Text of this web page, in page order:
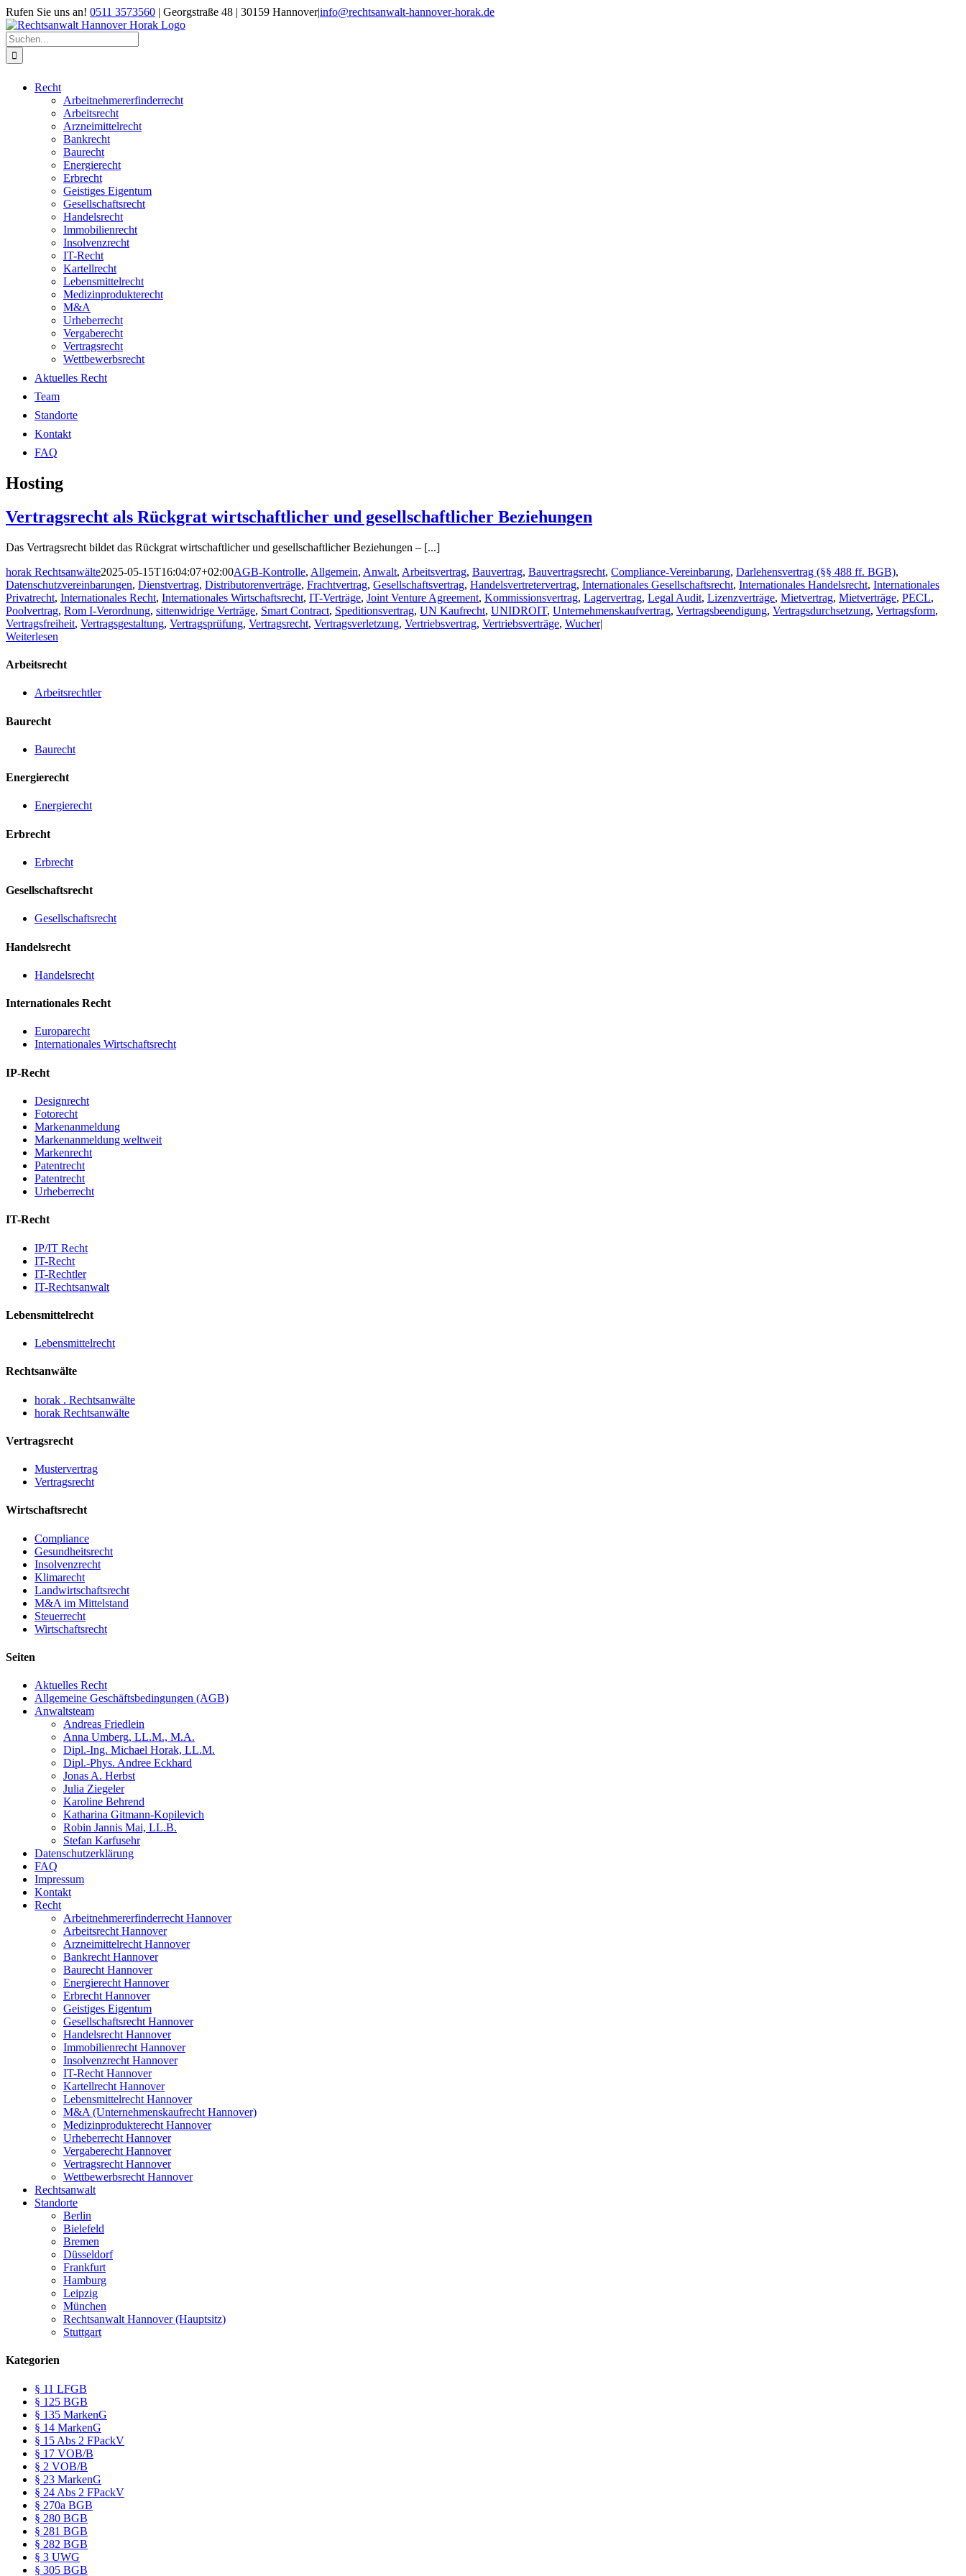
Zum
Inhalt
springen
Rufen Sie uns an! 0511 3573560 | Georgstraße 48 | 30159 Hannover|info@rechtsanwalt-hannover-horak.de
Suche
nach:
Recht
Arbeitnehmererfinderrecht
Arbeitsrecht
Arzneimittelrecht
Bankrecht
Baurecht
Energierecht
Erbrecht
Geistiges Eigentum
Gesellschaftsrecht
Handelsrecht
Immobilienrecht
Insolvenzrecht
IT-Recht
Kartellrecht
Lebensmittelrecht
Medizinprodukterecht
M&A
Urheberrecht
Vergaberecht
Vertragsrecht
Wettbewerbsrecht
Aktuelles Recht
Team
Standorte
Kontakt
FAQ
Hosting
Vertragsrecht als Rückgrat wirtschaftlicher und gesellschaftlicher Beziehungen
Das Vertragsrecht bildet das Rückgrat wirtschaftlicher und gesellschaftlicher Beziehungen – [...]
horak Rechtsanwälte2025-05-15T16:04:07+02:00AGB-Kontrolle, Allgemein, Anwalt, Arbeitsvertrag, Bauvertrag, Bauvertragsrecht, Compliance-Vereinbarung, Darlehensvertrag (§§ 488 ff. BGB),
Datenschutzvereinbarungen, Dienstvertrag, Distributorenverträge, Frachtvertrag, Gesellschaftsvertrag, Handelsvertretervertrag, Internationales Gesellschaftsrecht, Internationales Handelsrecht, Internationales
Privatrecht, Internationales Recht, Internationales Wirtschaftsrecht, IT-Verträge, Joint Venture Agreement, Kommissionsvertrag, Lagervertrag, Legal Audit, Lizenzverträge, Mietvertrag, Mietverträge, PECL,
Poolvertrag, Rom I-Verordnung, sittenwidrige Verträge, Smart Contract, Speditionsvertrag, UN Kaufrecht, UNIDROIT, Unternehmenskaufvertrag, Vertragsbeendigung, Vertragsdurchsetzung, Vertragsform,
Vertragsfreiheit, Vertragsgestaltung, Vertragsprüfung, Vertragsrecht, Vertragsverletzung, Vertriebsvertrag, Vertriebsverträge, Wucher|
Weiterlesen
Arbeitsrecht
Arbeitsrechtler
Baurecht
Baurecht
Energierecht
Energierecht
Erbrecht
Erbrecht
Gesellschaftsrecht
Gesellschaftsrecht
Handelsrecht
Handelsrecht
Internationales Recht
Europarecht
Internationales Wirtschaftsrecht
IP-Recht
Designrecht
Fotorecht
Markenanmeldung
Markenanmeldung weltweit
Markenrecht
Patentrecht
Patentrecht
Urheberrecht
IT-Recht
IP/IT Recht
IT-Recht
IT-Rechtler
IT-Rechtsanwalt
Lebensmittelrecht
Lebensmittelrecht
Rechtsanwälte
horak . Rechtsanwälte
horak Rechtsanwälte
Vertragsrecht
Mustervertrag
Vertragsrecht
Wirtschaftsrecht
Compliance
Gesundheitsrecht
Insolvenzrecht
Klimarecht
Landwirtschaftsrecht
M&A im Mittelstand
Steuerrecht
Wirtschaftsrecht
Seiten
Aktuelles Recht
Allgemeine Geschäftsbedingungen (AGB)
Anwaltsteam
Andreas Friedlein
Anna Umberg, LL.M., M.A.
Dipl.-Ing. Michael Horak, LL.M.
Dipl.-Phys. Andree Eckhard
Jonas A. Herbst
Julia Ziegeler
Karoline Behrend
Katharina Gitmann-Kopilevich
Robin Jannis Mai, LL.B.
Stefan Karfusehr
Datenschutzerklärung
FAQ
Impressum
Kontakt
Recht
Arbeitnehmererfinderrecht Hannover
Arbeitsrecht Hannover
Arzneimittelrecht Hannover
Bankrecht Hannover
Baurecht Hannover
Energierecht Hannover
Erbrecht Hannover
Geistiges Eigentum
Gesellschaftsrecht Hannover
Handelsrecht Hannover
Immobilienrecht Hannover
Insolvenzrecht Hannover
IT-Recht Hannover
Kartellrecht Hannover
Lebensmittelrecht Hannover
M&A (Unternehmenskaufrecht Hannover)
Medizinprodukterecht Hannover
Urheberrecht Hannover
Vergaberecht Hannover
Vertragsrecht Hannover
Wettbewerbsrecht Hannover
Rechtsanwalt
Standorte
Berlin
Bielefeld
Bremen
Düsseldorf
Frankfurt
Hamburg
Leipzig
München
Rechtsanwalt Hannover (Hauptsitz)
Stuttgart
Kategorien
§ 11 LFGB
§ 125 BGB
§ 135 MarkenG
§ 14 MarkenG
§ 15 Abs 2 FPackV
§ 17 VOB/B
§ 2 VOB/B
§ 23 MarkenG
§ 24 Abs 2 FPackV
§ 270a BGB
§ 280 BGB
§ 281 BGB
§ 282 BGB
§ 3 UWG
§ 305 BGB